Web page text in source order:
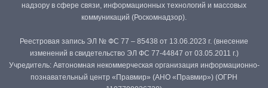
надзору в сфере связи, информационных технологий и массовых
коммуникаций (Роскомнадзор).
Реестровая запись ЭЛ № ФС 77 – 85438 от 13.06.2023 г. (внесение
изменений в свидетельство ЭЛ ФС 77-44847 от 03.05.2011 г.)
Учредитель: Автономная некоммерческая организация информационно-
познавательный центр «Правмир» (АНО «Правмир») (ОГРН